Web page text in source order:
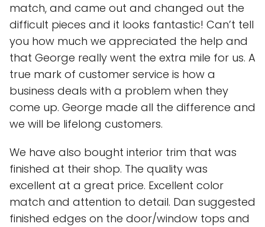
match, and came out and changed out the
difficult pieces and it looks fantastic! Can’t tell
you how much we appreciated the help and
that George really went the extra mile for us. A
true mark of customer service is how a
business deals with a problem when they
come up. George made all the difference and
we will be lifelong customers.
We have also bought interior trim that was
finished at their shop. The quality was
excellent at a great price. Excellent color
match and attention to detail. Dan suggested
finished edges on the door/window tops and